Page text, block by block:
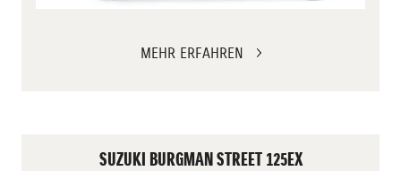
MEHR ERFAHREN
SUZUKI BURGMAN STREET 125EX